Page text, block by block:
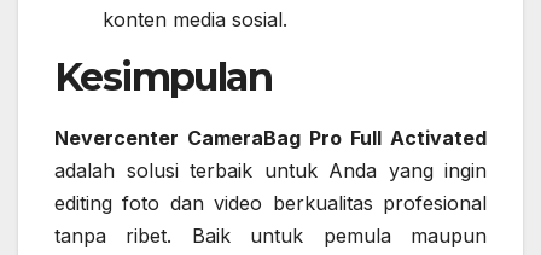
konten media sosial.
Kesimpulan
Nevercenter CameraBag Pro Full Activated
adalah solusi terbaik untuk Anda yang ingin
editing foto dan video berkualitas profesional
tanpa ribet. Baik untuk pemula maupun